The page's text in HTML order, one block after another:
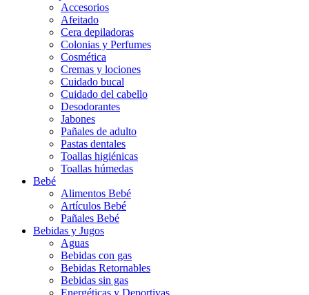
Accesorios
Afeitado
Cera depiladoras
Colonias y Perfumes
Cosmética
Cremas y lociones
Cuidado bucal
Cuidado del cabello
Desodorantes
Jabones
Pañales de adulto
Pastas dentales
Toallas higiénicas
Toallas húmedas
Bebé
Alimentos Bebé
Artículos Bebé
Pañales Bebé
Bebidas y Jugos
Aguas
Bebidas con gas
Bebidas Retornables
Bebidas sin gas
Energéticas y Deportivas